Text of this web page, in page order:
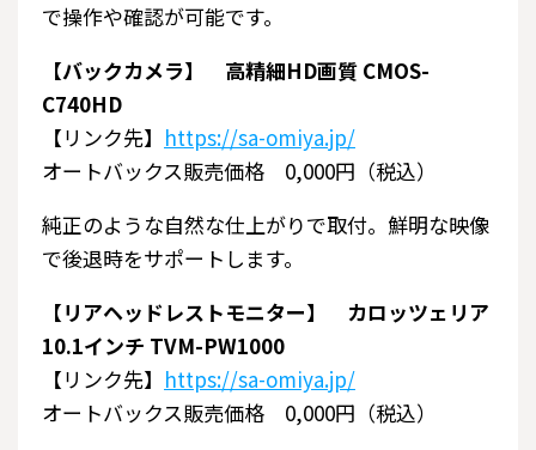
で操作や確認が可能です。
【バックカメラ】 高精細HD画質 CMOS-
C740HD
【リンク先】 https://sa-omiya.jp/
オートバックス販売価格 0,000円（税込）
純正のような自然な仕上がりで取付。鮮明な映像
で後退時をサポートします。
【リアヘッドレストモニター】 カロッツェリア
10.1インチ TVM-PW1000
【リンク先】 https://sa-omiya.jp/
オートバックス販売価格 0,000円（税込）